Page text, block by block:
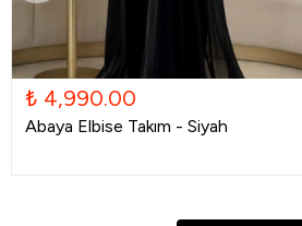
₺ 4,990.00
Abaya Elbise Takım - Siyah